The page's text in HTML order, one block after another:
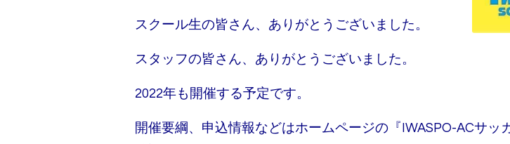
スクール生の皆さん、ありがとうございました。
スタッフの皆さん、ありがとうございました。
2022年も開催する予定です。
開催要綱、申込情報などはホームページの『IWASPO-ACサ